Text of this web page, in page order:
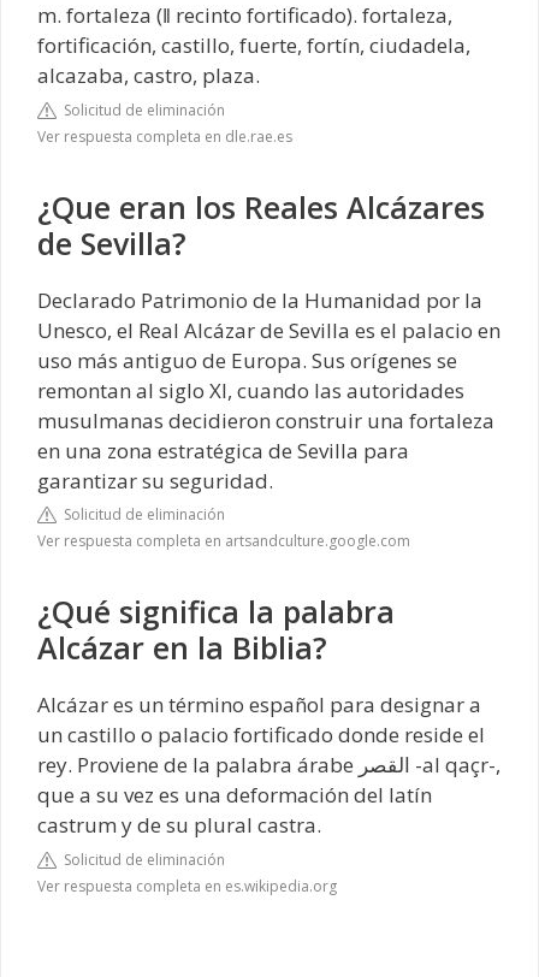
m. fortaleza (‖ recinto fortificado). fortaleza,
fortificación, castillo, fuerte, fortín, ciudadela,
alcazaba, castro, plaza.
Solicitud de eliminación
Ver respuesta completa en dle.rae.es
¿Que eran los Reales Alcázares
de Sevilla?
Declarado Patrimonio de la Humanidad por la
Unesco, el Real Alcázar de Sevilla es el palacio en
uso más antiguo de Europa. Sus orígenes se
remontan al siglo XI, cuando las autoridades
musulmanas decidieron construir una fortaleza
en una zona estratégica de Sevilla para
garantizar su seguridad.
Solicitud de eliminación
Ver respuesta completa en artsandculture.google.com
¿Qué significa la palabra
Alcázar en la Biblia?
Alcázar es un término español para designar a
un castillo o palacio fortificado donde reside el
rey. Proviene de la palabra árabe القصر -al qaçr-,
que a su vez es una deformación del latín
castrum y de su plural castra.
Solicitud de eliminación
Ver respuesta completa en es.wikipedia.org